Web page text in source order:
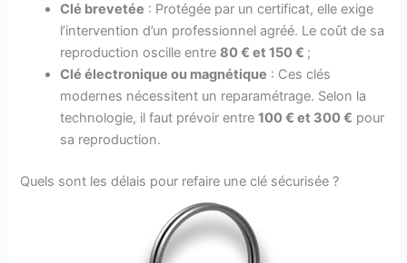
Clé brevetée : Protégée par un certificat, elle exige
l’intervention d’un professionnel agréé. Le coût de sa
reproduction oscille entre80€ et 150 € ;
Clé électronique ou magnétique : Ces clés
modernes nécessitent un reparamétrage. Selon la
technologie, il faut prévoir entre100€ et 300 € pour
sa reproduction.
Quels sont les délais pour refaire une clé sécurisée ?